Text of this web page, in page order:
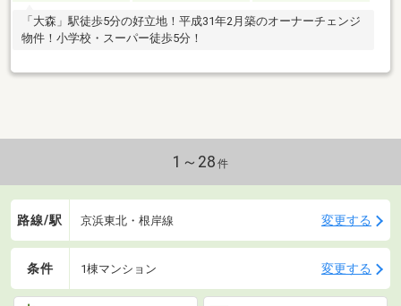
「大森」駅徒歩5分の好立地！平成31年2月築のオーナーチェンジ
物件！小学校・スーパー徒歩5分！
1～28 件
路線/駅 京浜東北・根岸線 変更する
条件 1棟マンション 変更する